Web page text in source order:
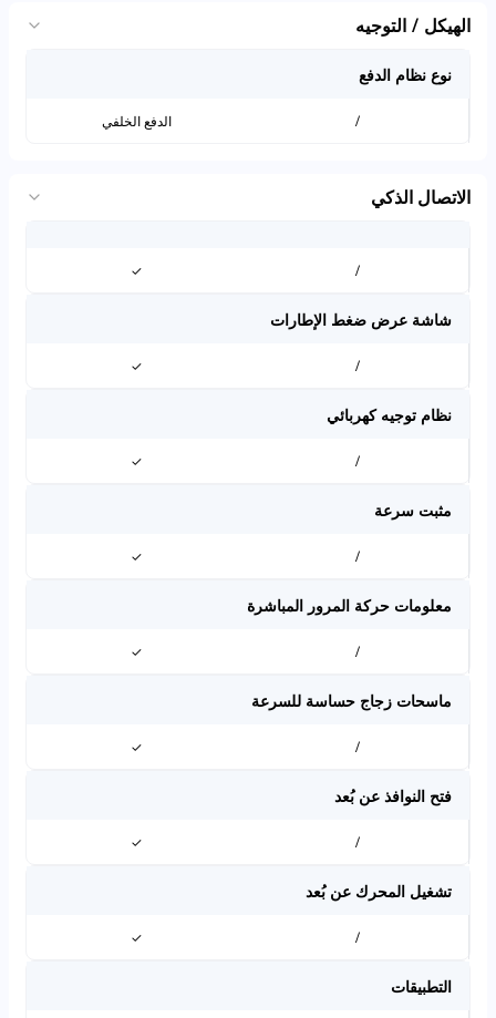
الهيكل / التوجيه
نوع نظام الدفع
/ الدفع الخلفي
الاتصال الذكي
/
✓
شاشة عرض ضغط الإطارات
/
✓
نظام توجيه كهربائي
/
✓
مثبت سرعة
/
✓
معلومات حركة المرور المباشرة
/
✓
ماسحات زجاج حساسة للسرعة
/
✓
فتح النوافذ عن بُعد
/
✓
تشغيل المحرك عن بُعد
/
✓
التطبيقات